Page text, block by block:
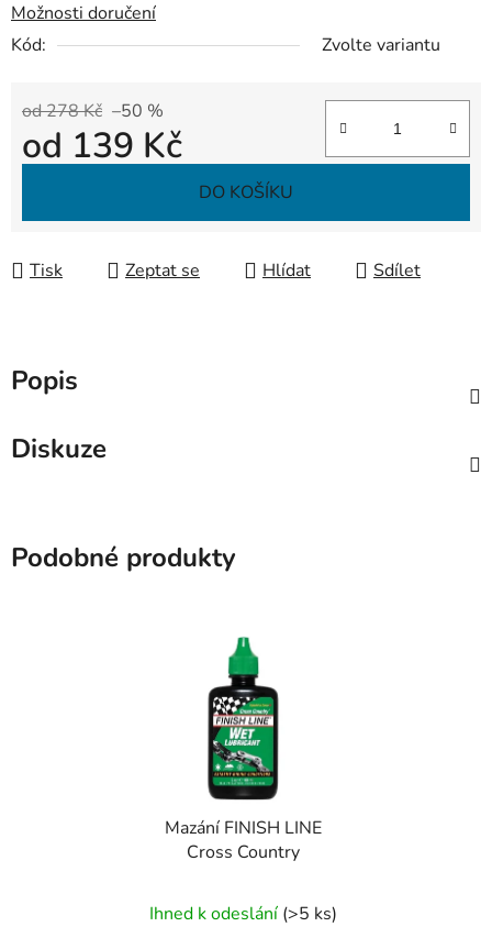
Možnosti doručení
Kód:
Zvolte variantu
od 278 Kč –50 %
od 139 Kč
DO KOŠÍKU
Tisk Zeptat se Hlídat Sdílet
Popis
Diskuze
Podobné produkty
Mazání FINISH LINE
Cross Country
Ihned k odeslání (>5 ks)